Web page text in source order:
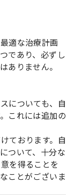
適な治療計画
であり、必ずし
ありません。
についても、自
これには追加の
ております。自
ついて、十分な
を得ることを
ことがございま